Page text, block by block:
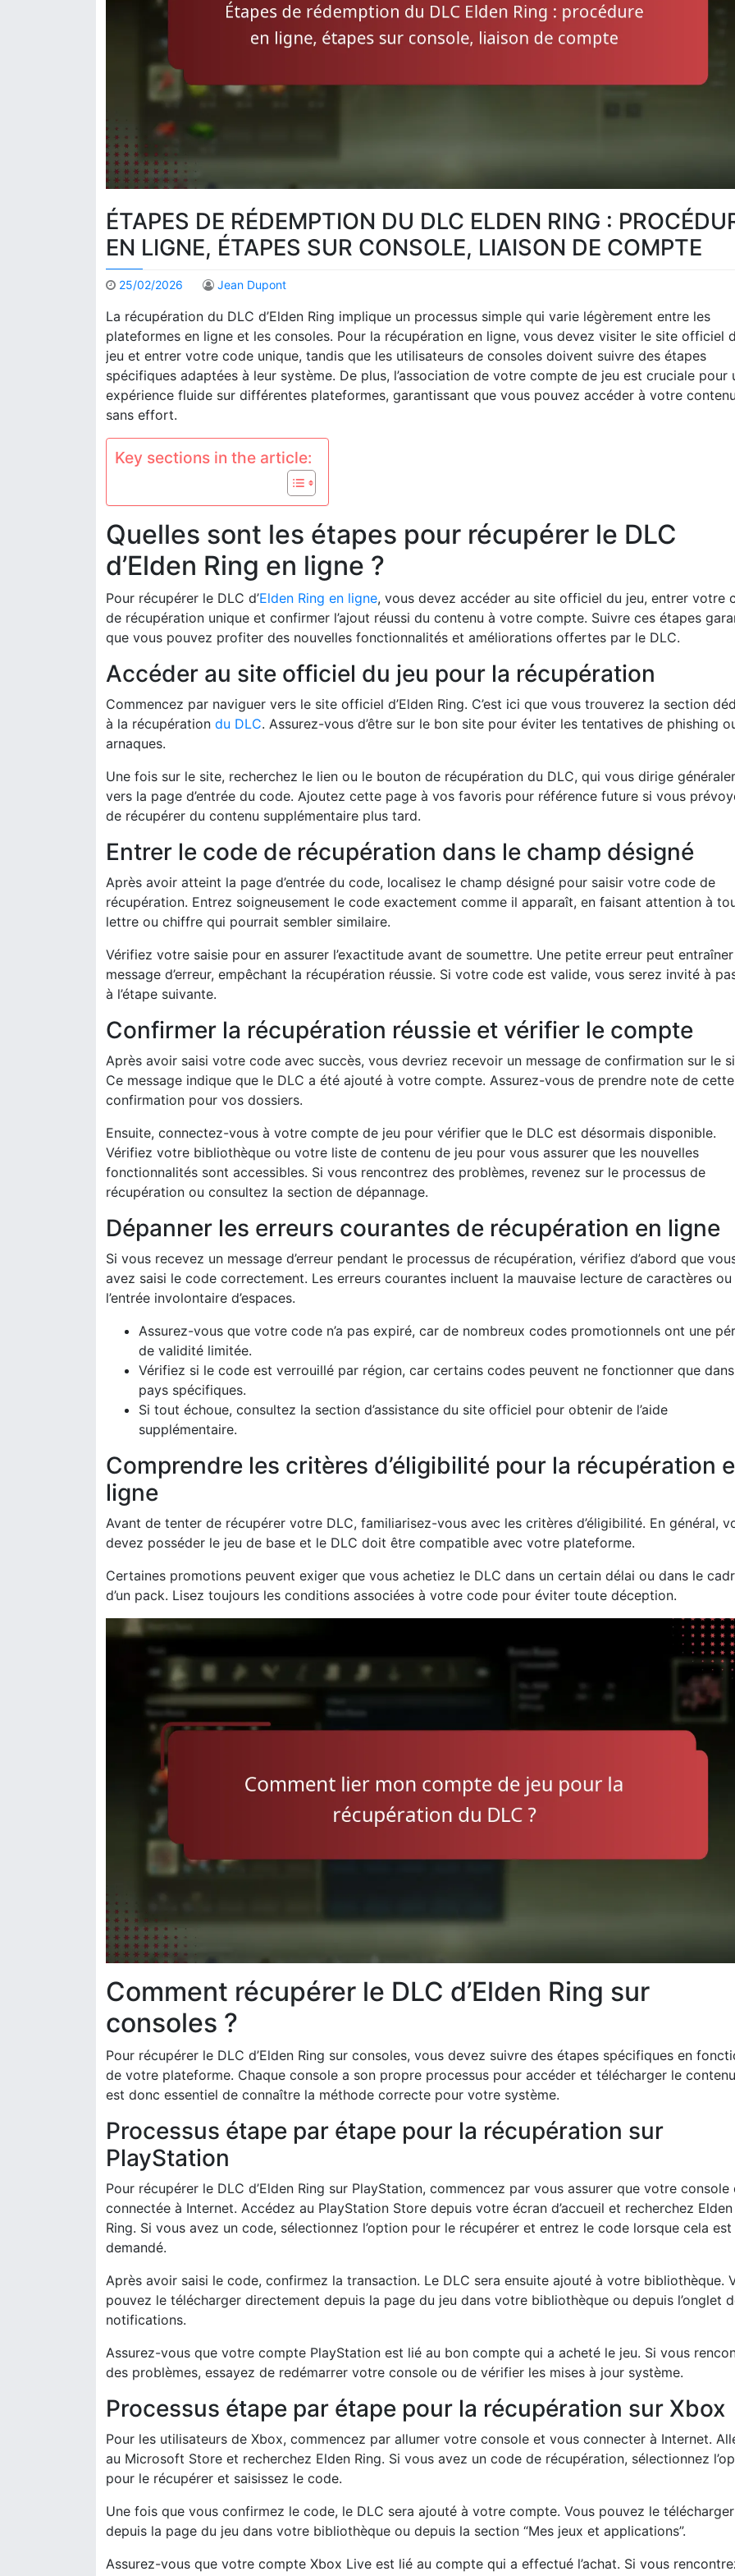
ÉTAPES DE RÉDEMPTION DU DLC ELDEN RING :
EN LIGNE, ÉTAPES SUR CONSOLE, LIAISON DE COMPTE
25/02/2026 Jean Dupont
La récupération du DLC d’Elden Ring implique un processus simple qui varie légèrement entre les
plateformes en ligne et les consoles. Pour la récupération en ligne, vous devez visiter le site officiel
jeu et entrer votre code unique, tandis que les utilisateurs de consoles doivent suivre des étapes
spécifiques adaptées à leur système. De plus, l’association de votre compte de jeu est cruciale pour
expérience fluide sur différentes plateformes, garantissant que vous pouvez accéder à votre contenu
sans effort.
Key sections in the article:
Quelles sont les étapes pour récupérer le DLC
d’Elden Ring en ligne ?
Pour récupérer le DLC d’Elden Ring en ligne, vous devez accéder au site officiel du jeu, entrer votre
de récupération unique et confirmer l’ajout réussi du contenu à votre compte. Suivre ces étapes
que vous pouvez profiter des nouvelles fonctionnalités et améliorations offertes par le DLC.
Accéder au site officiel du jeu pour la récupération
Commencez par naviguer vers le site officiel d’Elden Ring. C’est ici que vous trouverez la section
à la récupération du DLC. Assurez-vous d’être sur le bon site pour éviter les tentatives de phishing
arnaques.
Une fois sur le site, recherchez le lien ou le bouton de récupération du DLC, qui vous dirige
vers la page d’entrée du code. Ajoutez cette page à vos favoris pour référence future si vous
de récupérer du contenu supplémentaire plus tard.
Entrer le code de récupération dans le champ désigné
Après avoir atteint la page d’entrée du code, localisez le champ désigné pour saisir votre code de
récupération. Entrez soigneusement le code exactement comme il apparaît, en faisant attention à
lettre ou chiffre qui pourrait sembler similaire.
Vérifiez votre saisie pour en assurer l’exactitude avant de soumettre. Une petite erreur peut
message d’erreur, empêchant la récupération réussie. Si votre code est valide, vous serez invité à
à l’étape suivante.
Confirmer la récupération réussie et vérifier le compte
Après avoir saisi votre code avec succès, vous devriez recevoir un message de confirmation sur le
Ce message indique que le DLC a été ajouté à votre compte. Assurez-vous de prendre note de cette
confirmation pour vos dossiers.
Ensuite, connectez-vous à votre compte de jeu pour vérifier que le DLC est désormais disponible.
Vérifiez votre bibliothèque ou votre liste de contenu de jeu pour vous assurer que les nouvelles
fonctionnalités sont accessibles. Si vous rencontrez des problèmes, revenez sur le processus de
récupération ou consultez la section de dépannage.
Dépanner les erreurs courantes de récupération en ligne
Si vous recevez un message d’erreur pendant le processus de récupération, vérifiez d’abord que
avez saisi le code correctement. Les erreurs courantes incluent la mauvaise lecture de caractères ou
l’entrée involontaire d’espaces.
Assurez-vous que votre code n’a pas expiré, car de nombreux codes promotionnels ont une
de validité limitée.
Vérifiez si le code est verrouillé par région, car certains codes peuvent ne fonctionner que
pays spécifiques.
Si tout échoue, consultez la section d’assistance du site officiel pour obtenir de l’aide
supplémentaire.
Comprendre les critères d’éligibilité pour la récupération
ligne
Avant de tenter de récupérer votre DLC, familiarisez-vous avec les critères d’éligibilité. En général,
devez posséder le jeu de base et le DLC doit être compatible avec votre plateforme.
Certaines promotions peuvent exiger que vous achetiez le DLC dans un certain délai ou dans le
d’un pack. Lisez toujours les conditions associées à votre code pour éviter toute déception.
Comment récupérer le DLC d’Elden Ring sur
consoles ?
Pour récupérer le DLC d’Elden Ring sur consoles, vous devez suivre des étapes spécifiques en
de votre plateforme. Chaque console a son propre processus pour accéder et télécharger le
est donc essentiel de connaître la méthode correcte pour votre système.
Processus étape par étape pour la récupération sur
PlayStation
Pour récupérer le DLC d’Elden Ring sur PlayStation, commencez par vous assurer que votre console
connectée à Internet. Accédez au PlayStation Store depuis votre écran d’accueil et recherchez Elden
Ring. Si vous avez un code, sélectionnez l’option pour le récupérer et entrez le code lorsque cela est
demandé.
Après avoir saisi le code, confirmez la transaction. Le DLC sera ensuite ajouté à votre bibliothèque.
pouvez le télécharger directement depuis la page du jeu dans votre bibliothèque ou depuis l’onglet
notifications.
Assurez-vous que votre compte PlayStation est lié au bon compte qui a acheté le jeu. Si vous
des problèmes, essayez de redémarrer votre console ou de vérifier les mises à jour système.
Processus étape par étape pour la récupération sur Xbox
Pour les utilisateurs de Xbox, commencez par allumer votre console et vous connecter à Internet.
au Microsoft Store et recherchez Elden Ring. Si vous avez un code de récupération, sélectionnez
pour le récupérer et saisissez le code.
Une fois que vous confirmez le code, le DLC sera ajouté à votre compte. Vous pouvez le télécharger
depuis la page du jeu dans votre bibliothèque ou depuis la section “Mes jeux et applications”.
Assurez-vous que votre compte Xbox Live est lié au compte qui a effectué l’achat. Si vous